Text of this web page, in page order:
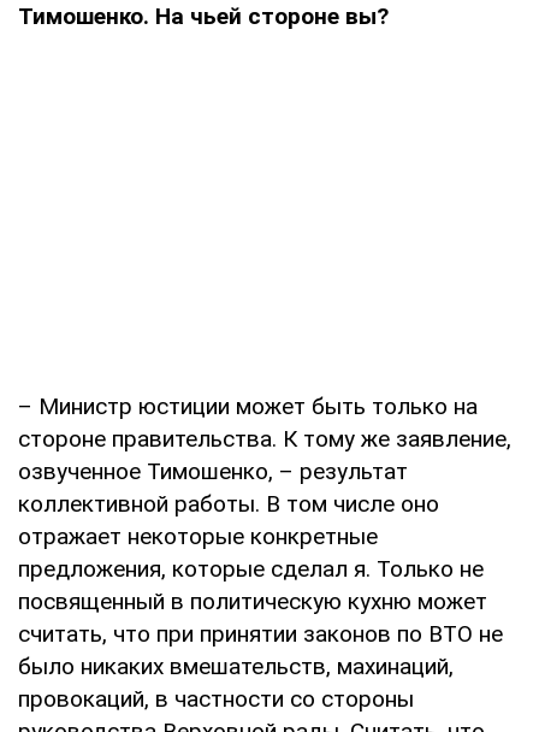
Тимошенко. На чьей стороне вы?
– Министр юстиции может быть только на
стороне правительства. К тому же заявление,
озвученное Тимошенко, – результат
коллективной работы. В том числе оно
отражает некоторые конкретные
предложения, которые сделал я. Только не
посвященный в политическую кухню может
считать, что при принятии законов по ВТО не
было никаких вмешательств, махинаций,
провокаций, в частности со стороны